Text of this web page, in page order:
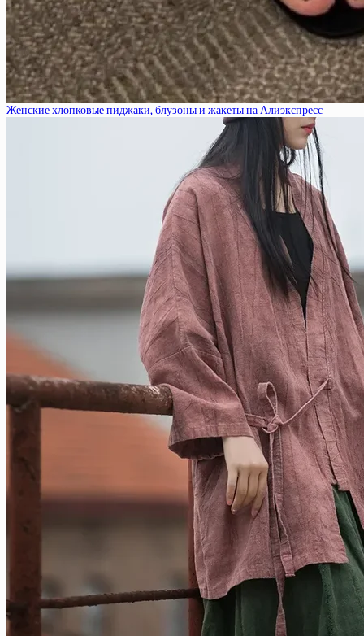
Женские хлопковые пиджаки, блузоны и жакеты на Алиэкспресс